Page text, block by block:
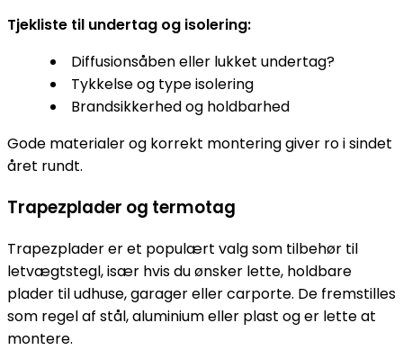
Tjekliste til undertag og isolering:
Diffusionsåben eller lukket undertag?
Tykkelse og type isolering
Brandsikkerhed og holdbarhed
Gode materialer og korrekt montering giver ro i sindet
året rundt.
Trapezplader og termotag
Trapezplader er et populært valg som tilbehør til
letvægtstegl, især hvis du ønsker lette, holdbare
plader til udhuse, garager eller carporte. De fremstilles
som regel af stål, aluminium eller plast og er lette at
montere.